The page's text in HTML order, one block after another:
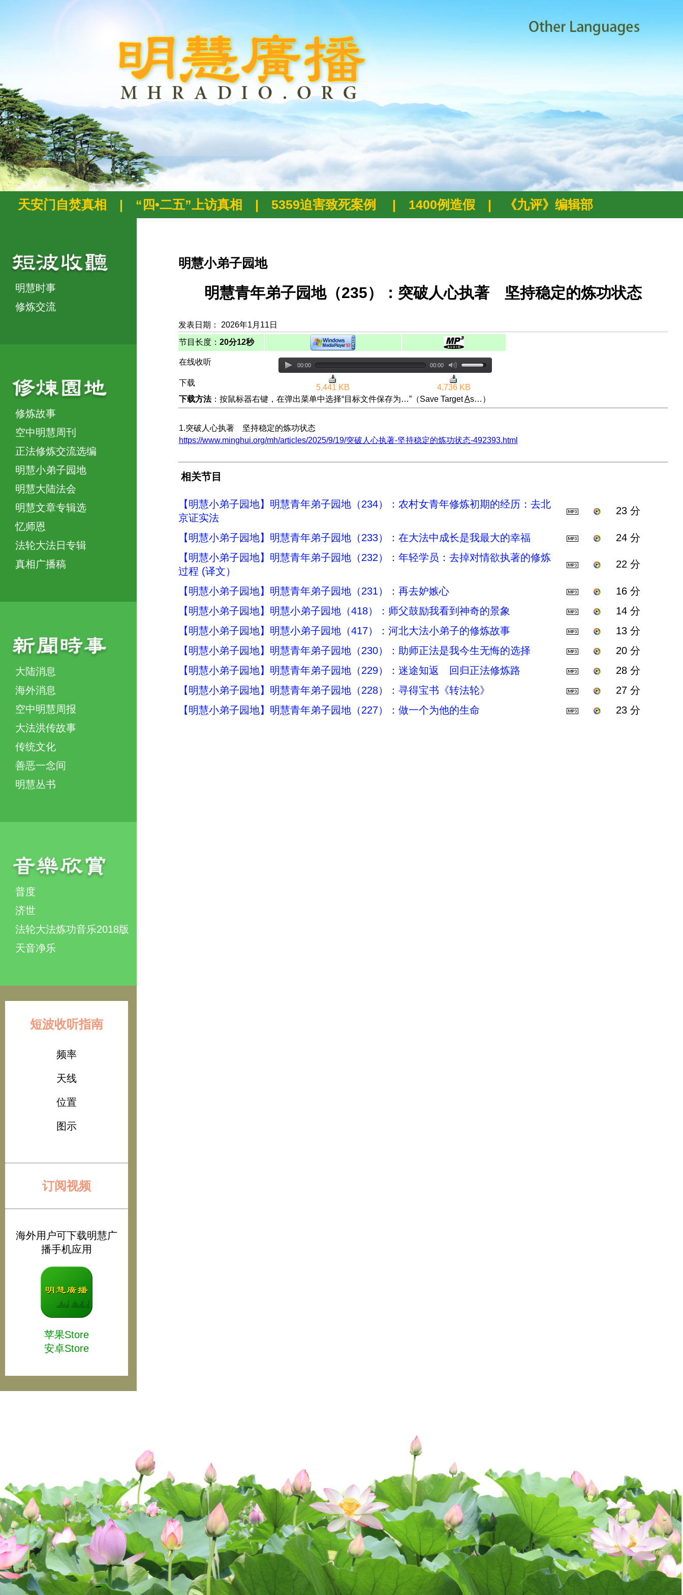
天安门自焚真相 | “四•二五”上访真相 | 5359迫害致死案例 | 1400例造假 | 《九评》编辑部
明慧时事
修炼交流
修炼故事
空中明慧周刊
正法修炼交流选编
明慧小弟子园地
明慧大陆法会
明慧文章专辑选
忆师恩
法轮大法日专辑
真相广播稿
大陆消息
海外消息
空中明慧周报
大法洪传故事
传统文化
善恶一念间
明慧丛书
普度
济世
法轮大法炼功音乐2018版
天音净乐
短波收听指南
频率
天线
位置
图示
订阅视频
海外用户可下载明慧广
播手机应用
苹果Store
安卓Store
明慧小弟子园地
明慧青年弟子园地（235）：突破人心执著 坚持稳定的炼功状态
发表日期： 2026年1月11日
节目长度： 20分12秒
在线收听 00:00 00:00
下载
5,441 KB
4,736 KB
下载方法：按鼠标器右键，在弹出菜单中选择“目标文件保存为…”（Save TargetAs…）
1.突破人心执著 坚持稳定的炼功状态
https://www.minghui.org/mh/articles/2025/9/19/突破人心执著-坚持稳定的炼功状态-492393.html
相关节目
【明慧小弟子园地】明慧青年弟子园地（234）：农村女青年修炼初期的经历：去北
京证实法
23 分
【明慧小弟子园地】明慧青年弟子园地（233）：在大法中成长是我最大的幸福
24 分
【明慧小弟子园地】明慧青年弟子园地（232）：年轻学员：去掉对情欲执著的修炼
过程 (译文）
22 分
【明慧小弟子园地】明慧青年弟子园地（231）：再去妒嫉心
16 分
【明慧小弟子园地】明慧小弟子园地（418）：师父鼓励我看到神奇的景象
14 分
【明慧小弟子园地】明慧小弟子园地（417）：河北大法小弟子的修炼故事
13 分
【明慧小弟子园地】明慧青年弟子园地（230）：助师正法是我今生无悔的选择
20 分
【明慧小弟子园地】明慧青年弟子园地（229）：迷途知返 回归正法修炼路
28 分
【明慧小弟子园地】明慧青年弟子园地（228）：寻得宝书《转法轮》
27 分
【明慧小弟子园地】明慧青年弟子园地（227）：做一个为他的生命
23 分